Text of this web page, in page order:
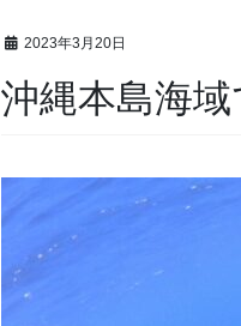
2023年3月20日
沖縄本島海